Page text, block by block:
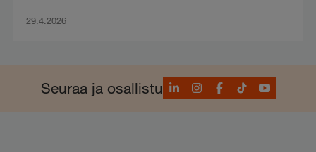
29.4.2026
Seuraa ja osallistuLinkedInInstagram
Facebook
TikTokYouTube